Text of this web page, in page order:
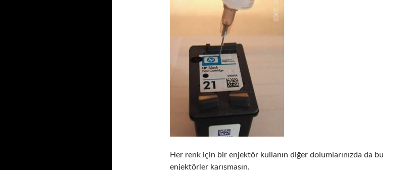
Her renk için bir enjektör kullanın diğer dolumlarınızda da bu
enjektörler karışmasın.